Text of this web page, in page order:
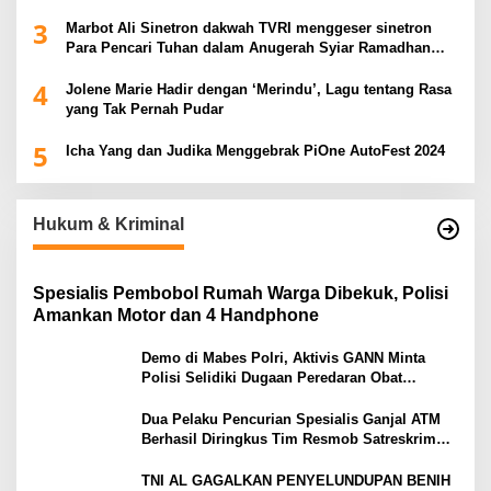
3
Marbot Ali Sinetron dakwah TVRI menggeser sinetron
Para Pencari Tuhan dalam Anugerah Syiar Ramadhan
4
Jolene Marie Hadir dengan ‘Merindu’, Lagu tentang Rasa
yang Tak Pernah Pudar
5 Icha Yang dan Judika Menggebrak PiOne AutoFest 2024
Hukum & Kriminal
Spesialis Pembobol Rumah Warga Dibekuk, Polisi
Amankan Motor dan 4 Handphone
Demo di Mabes Polri, Aktivis GANN Minta
Polisi Selidiki Dugaan Peredaran Obat
Dua Pelaku Pencurian Spesialis Ganjal ATM
Berhasil Diringkus Tim Resmob Satreskrim
TNI AL GAGALKAN PENYELUNDUPAN BENIH